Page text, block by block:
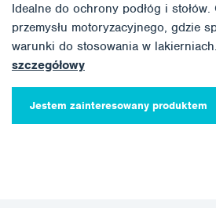
Idealne do ochrony podłóg i
przemysłu motoryzacyjnego, gdzie
warunki do stosowania w lakierniach.
szczegółowy
Jestem zainteresowany produktem